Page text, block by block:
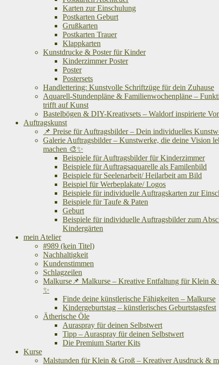
Karten zur Einschulung
Postkarten Geburt
Grußkarten
Postkarten Trauer
Klappkarten
Kunstdrucke & Poster für Kinder
Kinderzimmer Poster
Poster
Postersets
Handlettering: Kunstvolle Schriftzüge für dein Zuhause
Aquarell-Stundenpläne & Familienwochenpläne –
trifft auf Kunst
Bastelbögen & DIY-Kreativsets – Waldorf inspirierte
Auftragskunst
📌 Preise für Auftragsbilder – Dein individuelles
Galerie Auftragsbilder – Kunstwerke, die deine Vision
machen 🎨✨
Beispiele für Auftragsbilder für Kinderzimmer
Beispiele für Auftragsaquarelle als Familenbild
Beispiele für Seelenarbeit/ Heilarbeit am Bild
Beispiel für Werbeplakate/ Logos
Beispiele für individuelle Auftragskarten zur
Beispiele für Taufe & Paten
Geburt
Beispiele für individuelle Auftragsbilder zum
Kindergärten
mein Atelier
#989 (kein Titel)
Nachhaltigkeit
Kundenstimmen
Schlagzeilen
Malkurse📌 Malkurse – Kreative Entfaltung für Klein &
✨
Finde deine künstlerische Fähigkeiten – Malkurse
Kindergeburtstag – künstlerisches Geburtstagsfest
Ätherische Öle
Auraspray für deinen Selbstwert
Tipp – Auraspray für deinen Selbstwert
Die Premium Starter Kits
Kurse
Malstunden für Klein & Groß – Kreativer Ausdruck &